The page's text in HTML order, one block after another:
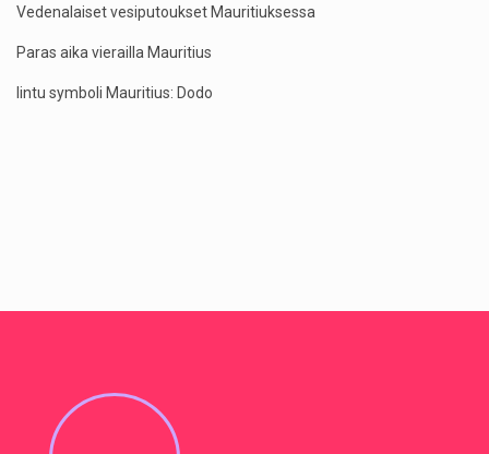
Vedenalaiset vesiputoukset Mauritiuksessa
Paras aika vierailla Mauritius
lintu symboli Mauritius: Dodo